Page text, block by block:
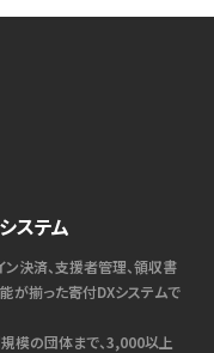
ステム
ン決済、支援者管理、領収書
が揃った寄付DXシステムで
模の団体まで、3,000以上